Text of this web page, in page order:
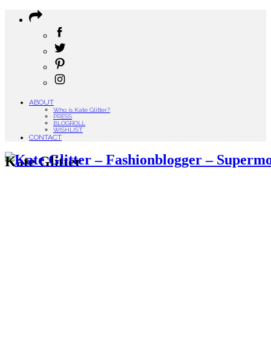
ABOUT
Who is Kate Glitter?
PRESS
BLOGROLL
WISHLIST
CONTACT
Kate Glitter